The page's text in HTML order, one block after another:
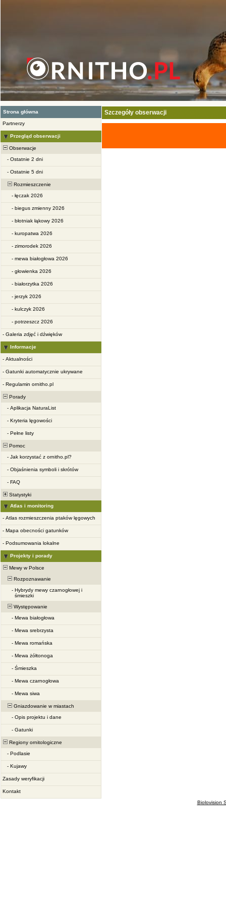
Strona główna
Partnerzy
Przegląd obserwacji
Obserwacje
- Ostatnie 2 dni
- Ostatnie 5 dni
Rozmieszczenie
- łęczak 2026
- biegus zmienny 2026
- błotniak łąkowy 2026
- kuropatwa 2026
- zimorodek 2026
- mewa białogłowa 2026
- głowienka 2026
- białorzytka 2026
- jerzyk 2026
- kulczyk 2026
- potrzeszcz 2026
- Galeria zdjęć i dźwięków
Informacje
- Aktualności
- Gatunki automatycznie ukrywane
- Regulamin ornitho.pl
Porady
- Aplikacja NaturaList
- Kryteria lęgowości
- Pełne listy
Pomoc
- Jak korzystać z ornitho.pl?
- Objaśnienia symboli i skrótów
- FAQ
Statystyki
Atlas i monitoring
- Atlas rozmieszczenia ptaków lęgowych
- Mapa obecności gatunków
- Podsumowania lokalne
Projekty i porady
Mewy w Polsce
Rozpoznawanie
- Hybrydy mewy czarnogłowej i
śmieszki
Występowanie
- Mewa białogłowa
- Mewa srebrzysta
- Mewa romańska
- Mewa żółtonoga
- Śmieszka
- Mewa czarnogłowa
- Mewa siwa
Gniazdowanie w miastach
- Opis projektu i dane
- Gatunki
Regiony ornitologiczne
- Podlasie
- Kujawy
Zasady weryfikacji
Kontakt
Szczegóły obserwacji
Biolovision